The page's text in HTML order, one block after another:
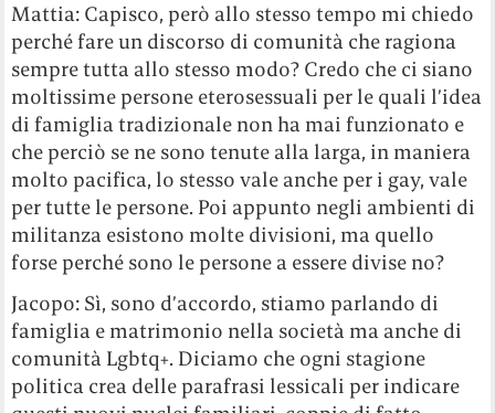
Mattia: Capisco, però allo stesso tempo mi chiedo
perché fare un discorso di comunità che ragiona
sempre tutta allo stesso modo? Credo che ci siano
moltissime persone eterosessuali per le quali l’idea
di famiglia tradizionale non ha mai funzionato e
che perciò se ne sono tenute alla larga, in maniera
molto pacifica, lo stesso vale anche per i gay, vale
per tutte le persone. Poi appunto negli ambienti di
militanza esistono molte divisioni, ma quello
forse perché sono le persone a essere divise no?
Jacopo: Sì, sono d’accordo, stiamo parlando di
famiglia e matrimonio nella società ma anche di
comunità Lgbtq+. Diciamo che ogni stagione
politica crea delle parafrasi lessicali per indicare